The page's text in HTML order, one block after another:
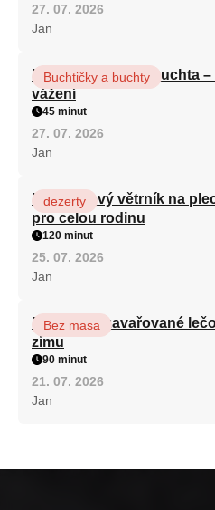
27. 07. 2026
Jan
Hrnková maková buchta
vážení
Buchtičky a buchty
45 minut
27. 07. 2026
Jan
Karamelový větrník na
pro celou rodinu
dezerty
120 minut
25. 07. 2026
Jan
Babiččino zavařované
zimu
Bez masa
90 minut
21. 07. 2026
Jan